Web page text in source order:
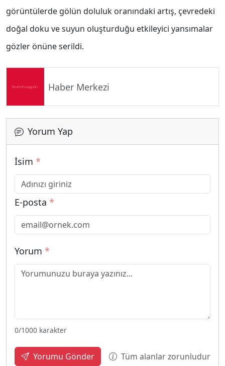
görüntülerde gölün doluluk oranındaki artış, çevredeki
doğal doku ve suyun oluşturduğu etkileyici yansımalar
gözler önüne serildi.
Haber Merkezi
Yorum Yap
İsim *
E-posta *
Yorum *
0/1000 karakter
Yorumu Gönder Tüm alanlar zorunludur